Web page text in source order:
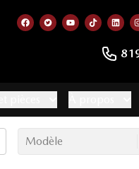
Lien vers notre page
Lien vers notre
Lien vers
LienLien
Modèle